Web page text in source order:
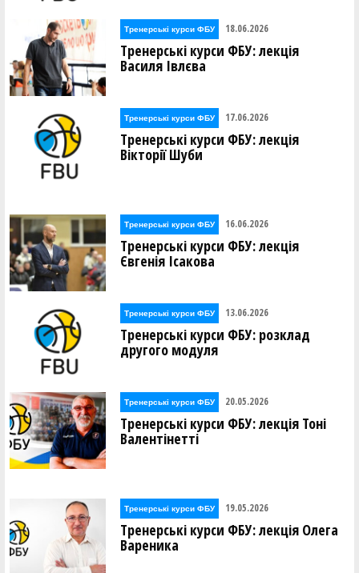
Тренерські курси ФБУ 18.06.2026
Тренерські курси ФБУ: лекція
Василя Івлєва
Тренерські курси ФБУ 17.06.2026
Тренерські курси ФБУ: лекція
Вікторії Шуби
Тренерські курси ФБУ 16.06.2026
Тренерські курси ФБУ: лекція
Євгенія Ісакова
Тренерські курси ФБУ 13.06.2026
Тренерські курси ФБУ: розклад
другого модуля
Тренерські курси ФБУ 20.05.2026
Тренерські курси ФБУ: лекція Тоні
Валентінетті
Тренерські курси ФБУ 19.05.2026
Тренерські курси ФБУ: лекція Олега
Вареника